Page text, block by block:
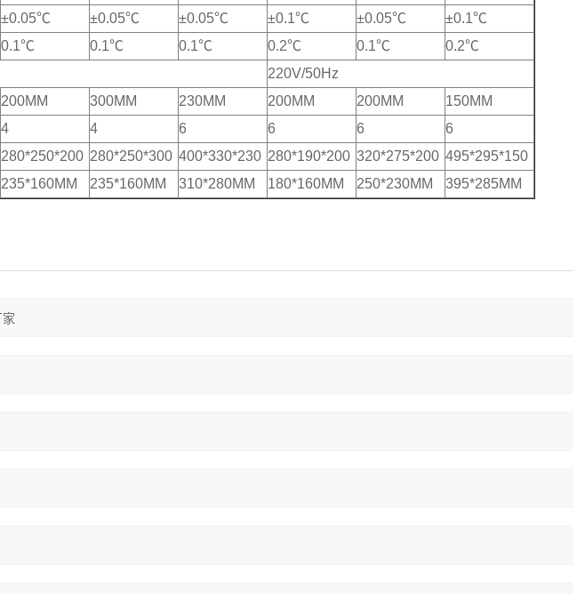
±0.05℃ ±0.05℃ ±0.05℃ ±0.1℃ ±0.05℃
±0.1℃
0.1℃ 0.1℃ 0.1℃ 0.2℃ 0.1℃
0.2℃
220V/50Hz
200MM 300MM 230MM 200MM 200MM
150MM
4 4 6 6 6
6
280*250*200 280*250*300 400*330*230 280*190*200 320*275*200 495*295*150
235*160MM 235*160MM 310*280MM 180*160MM 250*230MM 395*285MM